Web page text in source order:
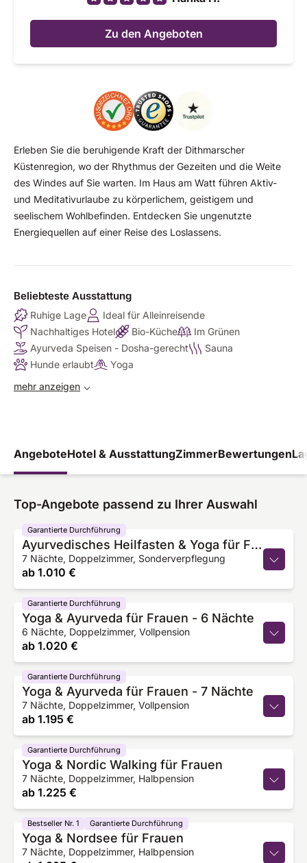
Zu den Angeboten
Erleben Sie die beruhigende Kraft der Dithmarscher
Küstenregion, wo der Rhythmus der Gezeiten und die Weite
des Windes auf Sie warten. Im Haus am Watt führen Aktiv-
und Meditativurlaube zu körperlichem, geistigem und
seelischem Wohlbefinden. Entdecken Sie ungenutzte
Energiequellen auf einer Reise des Loslassens.
Beliebteste Ausstattung
Ruhige Lage
Ideal für Alleinreisende
Nachhaltiges Hotel
Bio-Küche
Im Grünen
Ayurveda Speisen - Dosha-gerecht
Sauna
Hunde erlaubt
Yoga
mehr anzeigen
AngeboteHotel & AusstattungZimmerBewertungen
Top-Angebote passend zu Ihrer Auswahl
Ayurvedisches Heilfasten & Yoga für Frauen
7 Nächte, Doppelzimmer, Sonderverpflegung
ab 1.010 €
Garantierte Durchführung
Yoga & Ayurveda für Frauen - 6 Nächte
6 Nächte, Doppelzimmer, Vollpension
ab 1.020 €
Garantierte Durchführung
Yoga & Ayurveda für Frauen - 7 Nächte
7 Nächte, Doppelzimmer, Vollpension
ab 1.195 €
Garantierte Durchführung
Yoga & Nordic Walking für Frauen
7 Nächte, Doppelzimmer, Halbpension
ab 1.225 €
Garantierte Durchführung
Yoga & Nordsee für Frauen
7 Nächte, Doppelzimmer, Halbpension
Bestseller Nr. 1 Garantierte Durchführung